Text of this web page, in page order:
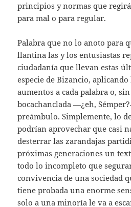
principios y normas que
para mal o para regular.
Palabra que no lo anoto para
llantina las y los entusiastas
ciudadanía que llevan estas
especie de Bizancio,
aumentos a cada palabra o,
bocachanclada —¿eh,
preámbulo. Simplemente, lo
podrían aprovechar que casi
desterrar las zarandajas
próximas generaciones un
todo lo incompleto que
convivencia de una sociedad
tiene probada una enorme
solo a una minoría le va a